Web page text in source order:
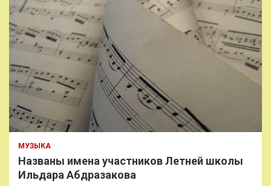
МУЗЫКА
Названы имена участников Летней школы
Ильдара Абдразакова